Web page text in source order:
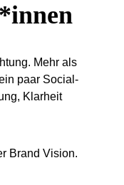
Mehr als
paar Social-
Klarheit
Brand Vision.